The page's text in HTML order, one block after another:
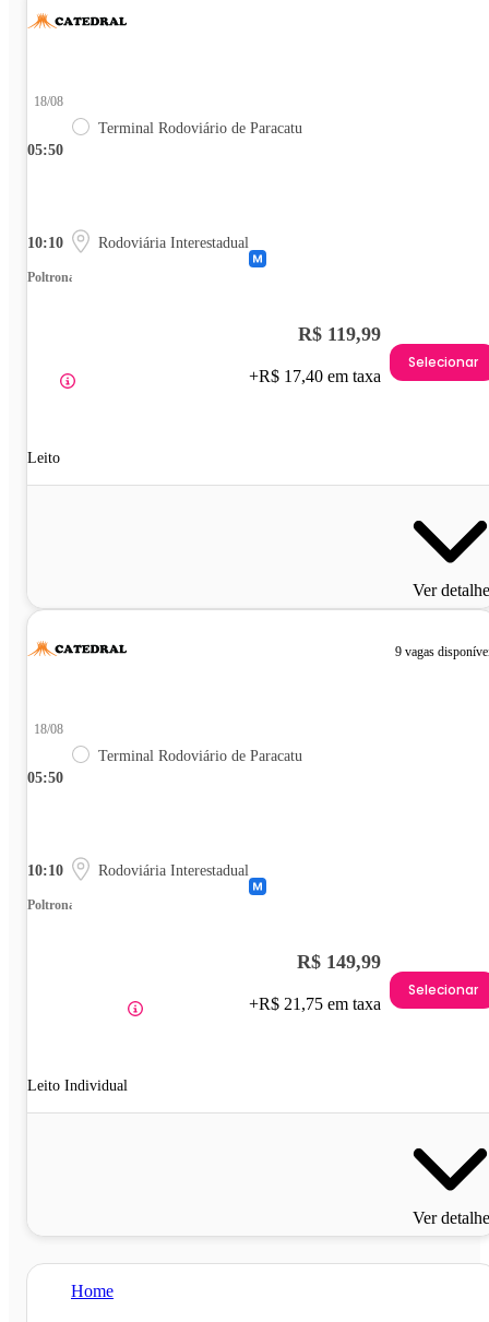
05:50
18/08
Terminal Rodoviário de Paracatu
10:10 Rodoviária Interestadual
Poltrona
Leito
R$ 119,99
+R$ 17,40 em taxa
Selecionar
Ver
9 vagas
05:50
18/08
Terminal Rodoviário de Paracatu
10:10 Rodoviária Interestadual
Poltrona
Leito Individual
R$ 149,99
+R$ 21,75 em taxa
Selecionar
Ver
Home